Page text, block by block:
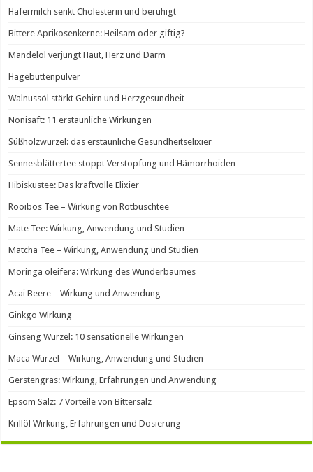
Hafermilch senkt Cholesterin und beruhigt
Bittere Aprikosenkerne: Heilsam oder giftig?
Mandelöl verjüngt Haut, Herz und Darm
Hagebuttenpulver
Walnussöl stärkt Gehirn und Herzgesundheit
Nonisaft: 11 erstaunliche Wirkungen
Süßholzwurzel: das erstaunliche Gesundheitselixier
Sennesblättertee stoppt Verstopfung und Hämorrhoiden
Hibiskustee: Das kraftvolle Elixier
Rooibos Tee – Wirkung von Rotbuschtee
Mate Tee: Wirkung, Anwendung und Studien
Matcha Tee – Wirkung, Anwendung und Studien
Moringa oleifera: Wirkung des Wunderbaumes
Acai Beere – Wirkung und Anwendung
Ginkgo Wirkung
Ginseng Wurzel: 10 sensationelle Wirkungen
Maca Wurzel – Wirkung, Anwendung und Studien
Gerstengras: Wirkung, Erfahrungen und Anwendung
Epsom Salz: 7 Vorteile von Bittersalz
Krillöl Wirkung, Erfahrungen und Dosierung